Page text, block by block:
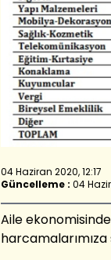
04 Haziran 2020, 12:17
Güncelleme : 04
Aile